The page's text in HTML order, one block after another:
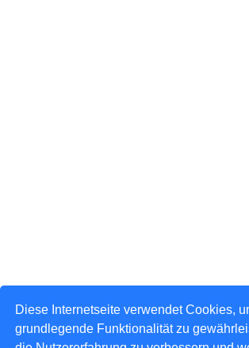
Diese Internetseite verwendet Cookies,
grundlegende Funktionalität zu